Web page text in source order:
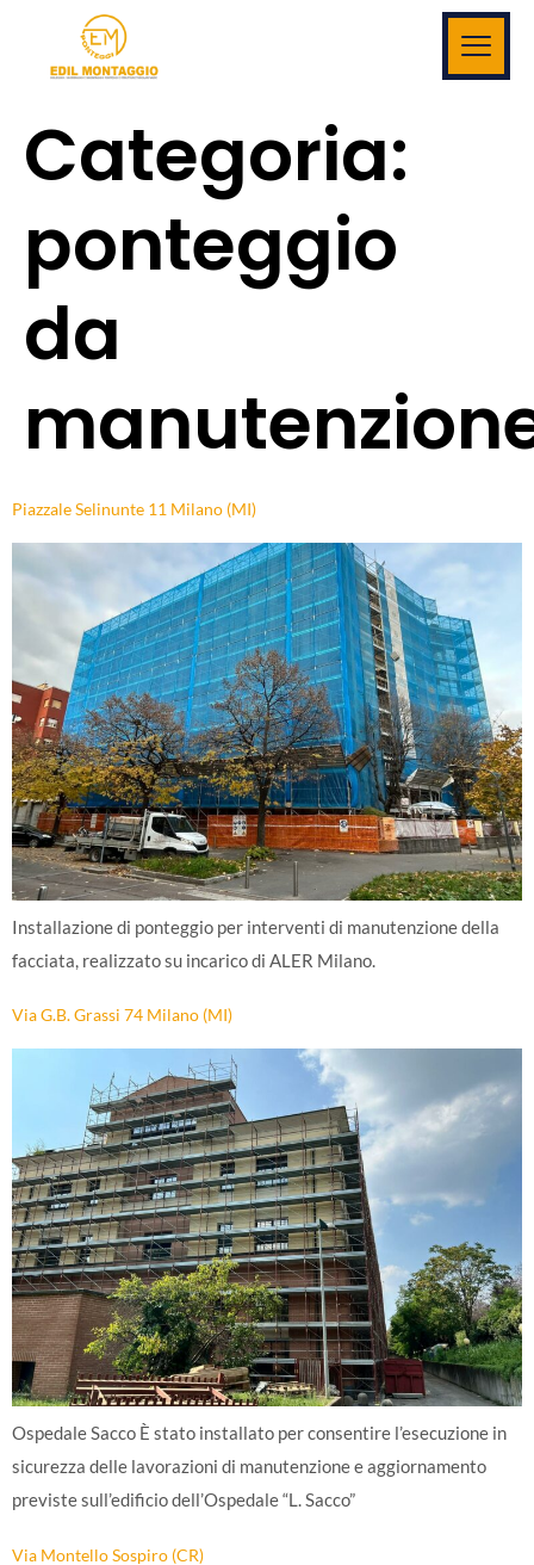
Categoria:
ponteggio
da
Piazzale Selinunte 11 Milano (MI)
Installazione di ponteggio per interventi di manutenzione della
facciata, realizzato su incarico di ALER Milano.
Via G.B. Grassi 74 Milano (MI)
Ospedale Sacco È stato installato per consentire l’esecuzione in
sicurezza delle lavorazioni di manutenzione e aggiornamento
previste sull’edificio dell’Ospedale “L. Sacco”
Via Montello Sospiro (CR)